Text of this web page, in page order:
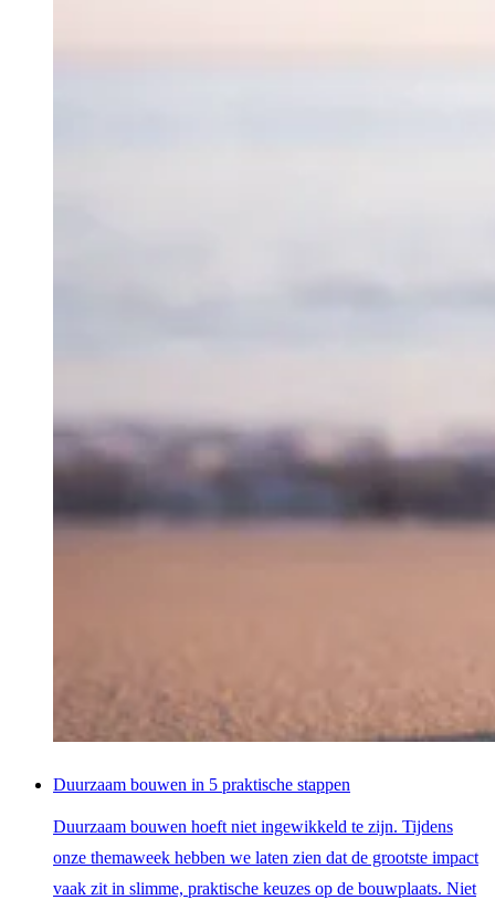
Duurzaam bouwen in 5 praktische stappen
Duurzaam bouwen hoeft niet ingewikkeld te zijn. Tijdens
onze themaweek hebben we laten zien dat de grootste impact
vaak zit in slimme, praktische keuzes op de bouwplaats. Niet